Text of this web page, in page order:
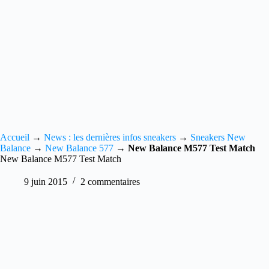
Accueil → News : les dernières infos sneakers → Sneakers New
Balance → New Balance 577 → New Balance M577 Test Match
New Balance M577 Test Match
9 juin 2015 2 commentaires